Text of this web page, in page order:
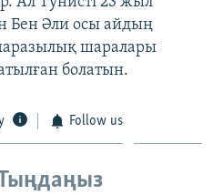
Бен Әли осы айдың
шаралары
болатын.
Follow us